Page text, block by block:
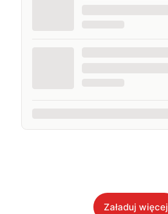
Załaduj więcej